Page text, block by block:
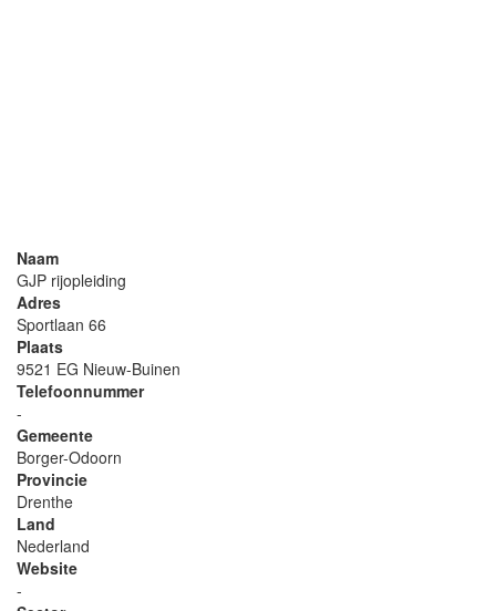
Naam
GJP rijopleiding
Adres
Sportlaan 66
Plaats
9521 EG Nieuw-Buinen
Telefoonnummer
-
Gemeente
Borger-Odoorn
Provincie
Drenthe
Land
Nederland
Website
-